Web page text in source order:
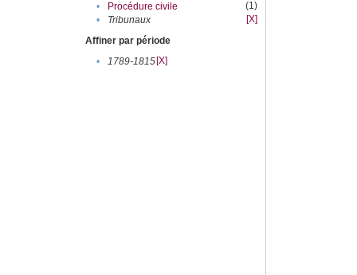
•
Procédure civile
(1)
•
Tribunaux
[X]
Affiner par période
•
1789-1815[X]